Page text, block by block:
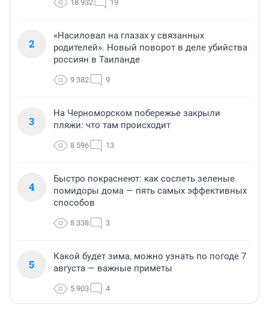
18 932 19
2
«Насиловал на глазах у связанных
родителей». Новый поворот в деле убийства
россиян в Таиланде
9 382 9
3
На Черноморском побережье закрыли
пляжи: что там происходит
8 596 13
4
Быстро покраснеют: как соспеть зеленые
помидоры дома — пять самых эффективных
способов
8 338 3
5
Какой будет зима, можно узнать по погоде 7
августа — важные приметы
5 903 4